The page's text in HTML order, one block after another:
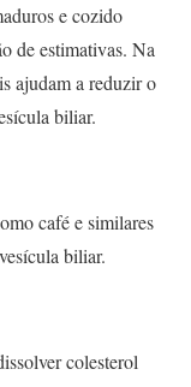
e cozido
de estimativas. Na
ajudam a reduzir o
biliar.
café e similares
biliar.
colesterol